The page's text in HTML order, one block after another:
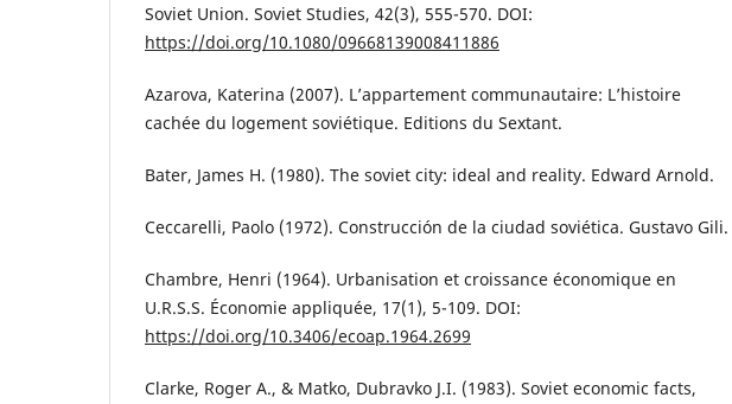
Soviet Union. Soviet Studies, 42(3), 555-570. DOI:
https://doi.org/10.1080/09668139008411886
Azarova, Katerina (2007). L’appartement communautaire: L’histoire
cachée du logement soviétique. Editions du Sextant.
Bater, James H. (1980). The soviet city: ideal and reality. Edward Arnold.
Ceccarelli, Paolo (1972). Construcción de la ciudad soviética. Gustavo Gili.
Chambre, Henri (1964). Urbanisation et croissance économique en
U.R.S.S. Économie appliquée, 17(1), 5-109. DOI:
https://doi.org/10.3406/ecoap.1964.2699
Clarke, Roger A., & Matko, Dubravko J.I. (1983). Soviet economic facts,